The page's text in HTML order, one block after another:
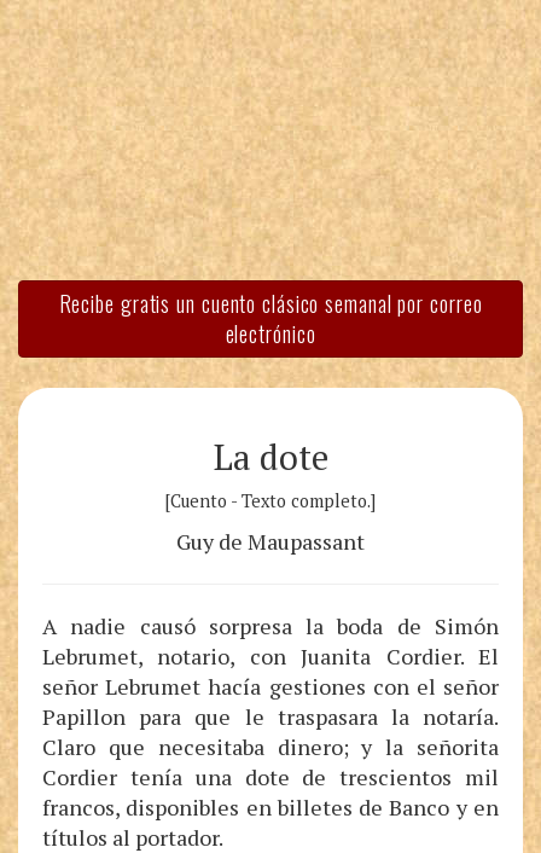
Recibe gratis un cuento clásico semanal por correo
electrónico
La dote
[Cuento - Texto completo.]
Guy de Maupassant
A nadie causó sorpresa la boda de Simón
Lebrumet, notario, con Juanita Cordier. El
señor Lebrumet hacía gestiones con el señor
Papillon para que le traspasara la notaría.
Claro que necesitaba dinero; y la señorita
Cordier tenía una dote de trescientos mil
francos, disponibles en billetes de Banco y en
títulos al portador.